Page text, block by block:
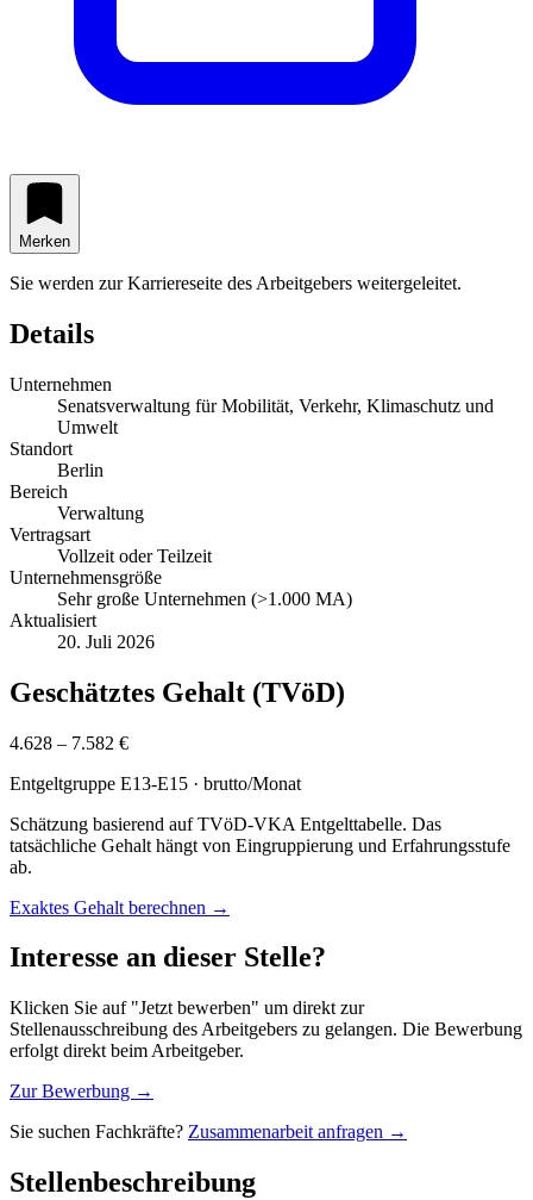
Merken
Sie werden zur Karriereseite des Arbeitgebers weitergeleitet.
Details
Unternehmen
Senatsverwaltung für Mobilität, Verkehr, Klimaschutz und
Umwelt
Standort
Berlin
Bereich
Verwaltung
Vertragsart
Vollzeit oder Teilzeit
Unternehmensgröße
Sehr große Unternehmen (>1.000 MA)
Aktualisiert
20. Juli 2026
Geschätztes Gehalt (TVöD)
4.628 – 7.582 €
Entgeltgruppe E13-E15 · brutto/Monat
Schätzung basierend auf TVöD-VKA Entgelttabelle. Das
tatsächliche Gehalt hängt von Eingruppierung und Erfahrungsstufe
ab.
Exaktes Gehalt berechnen →
Interesse an dieser Stelle?
Klicken Sie auf "Jetzt bewerben" um direkt zur
Stellenausschreibung des Arbeitgebers zu gelangen. Die Bewerbung
erfolgt direkt beim Arbeitgeber.
Zur Bewerbung →
Sie suchen Fachkräfte? Zusammenarbeit anfragen →
Stellenbeschreibung